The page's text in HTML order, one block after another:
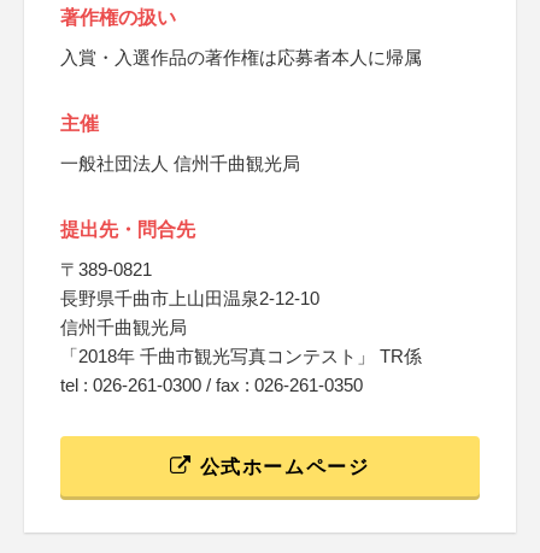
著作権の扱い
入賞・入選作品の著作権は応募者本人に帰属
主催
一般社団法人 信州千曲観光局
提出先・問合先
〒389-0821
長野県千曲市上山田温泉2-12-10
信州千曲観光局
「2018年 千曲市観光写真コンテスト」 TR係
tel : 026-261-0300 / fax : 026-261-0350
公式ホームページ